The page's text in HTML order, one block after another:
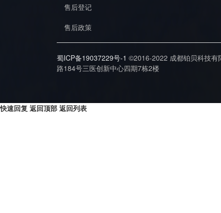
售后登记
售后政策
蜀ICP备19037229号-1 ©2016-2022 成都铂贝科技
路184号三医创新中心四期7栋2楼
快速回复 返回顶部 返回列表